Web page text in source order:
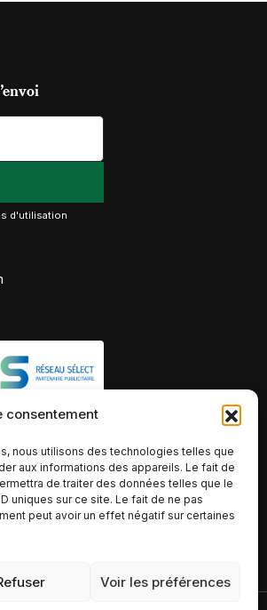
consentement
nous utilisons des technologies telles que
aux informations des appareils. Le fait de
de traiter des données telles que le
uniques sur ce site. Le fait de ne pas
peut avoir un effet négatif sur certaines
Voir les préférences
d'utilisation